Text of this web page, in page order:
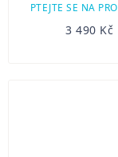
PTEJTE SE NA
3 490 Kč